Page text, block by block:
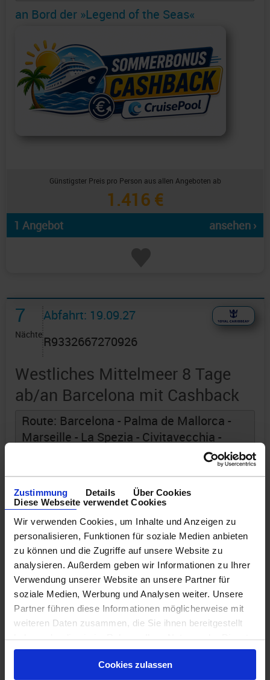
Zustimmung Details
Über Cookies
Diese Webseite verwendet Cookies
Wir verwenden Cookies, um Inhalte und Anzeigen zu
personalisieren, Funktionen für soziale Medien anbieten
zu können und die Zugriffe auf unsere Website zu
analysieren. Außerdem geben wir Informationen zu Ihrer
Verwendung unserer Website an unsere Partner für
soziale Medien, Werbung und Analysen weiter. Unsere
Partner führen diese Informationen möglicherweise mit
weiteren Daten zusammen, die Sie ihnen bereitgestellt
haben oder die sie im Rahmen Ihrer Nutzung der Dienste
gesammelt haben.
Cookies zulassen
an Bord der »Legend of the Seas«
Günstigster Preis pro Person aus allen Angeboten ab
1.416 €
1 Angebot ansehen ›
7
Nächte
Abfahrt: 19.09.27
R9332667270926
Westliches Mittelmeer 8 Tage
ab/an Barcelona mit Cashback
Route: Barcelona - Palma de Mallorca -
Marseille - La Spezia - Civitavecchia -
Rom - Neapel - Seetag - Barcelona
an Bord der »Legend of the Seas«
Günstigster Preis pro Person aus allen Angeboten ab
1.568 €